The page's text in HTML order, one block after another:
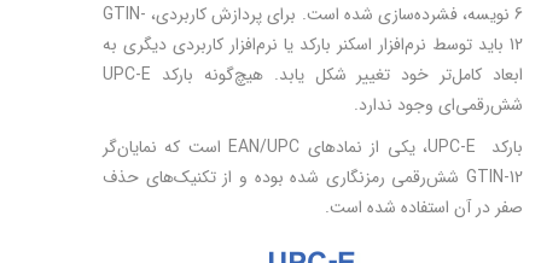
6 نويسه، فشرده‌سازی شده است. برای پردازش کاربردی، GTIN-
12 باید توسط نرم‌افزار اسكنر بارکد یا نرم‌افزار کاربردی دیگری به
ابعاد کامل‌تر خود تغییر شکل یابد. هیچ‌گونه بارکد UPC-E
شش‌رقمی‌ای وجود ندارد.
بارکد UPC-E، يكی از نمادهای EAN/UPC است که نمایان‌گر
GTIN-12 شش‌رقمی رمزنگاری شده بوده و از تکنیک‌های حذف
صفر در آن استفاده شده است.